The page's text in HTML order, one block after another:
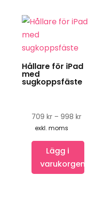
Hållare för iPad
med
sugkoppsfäste
709 kr – 998 kr
exkl. moms
Lägg i
varukorgen
Den
här
produkten
har
flera
varianter.
olika
alternativen
kan